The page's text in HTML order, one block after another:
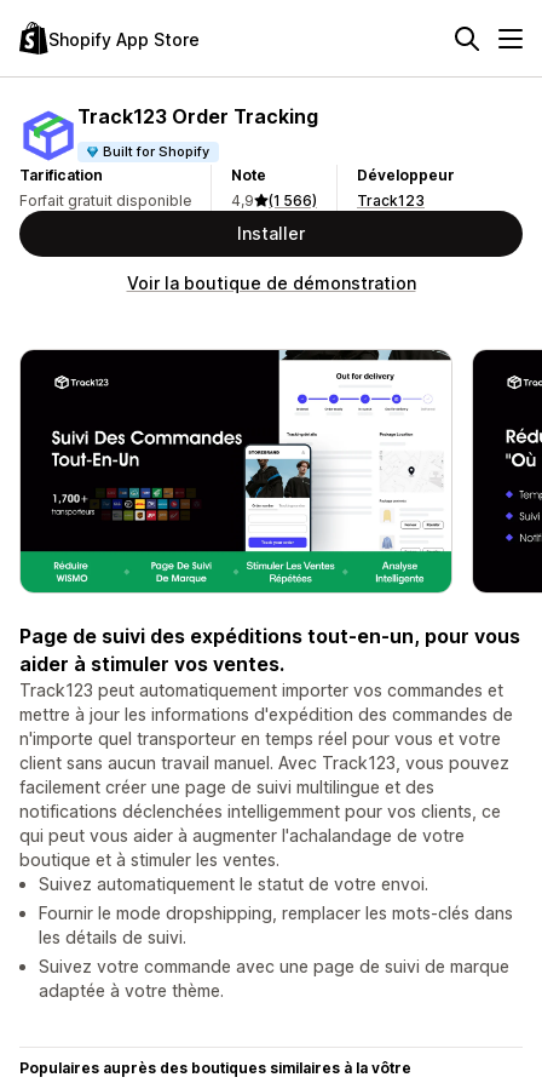
Shopify App Store
Track123 Order Tracking
Built for Shopify
Tarification
Forfait gratuit disponible
Note
4,9
(1 566)
Développeur
Track123
Installer
Voir la boutique de démonstration
Page de suivi des expéditions tout-en-un, pour vous
aider à stimuler vos ventes.
Track123 peut automatiquement importer vos commandes et
mettre à jour les informations d'expédition des commandes de
n'importe quel transporteur en temps réel pour vous et votre
client sans aucun travail manuel. Avec Track123, vous pouvez
facilement créer une page de suivi multilingue et des
notifications déclenchées intelligemment pour vos clients, ce
qui peut vous aider à augmenter l'achalandage de votre
boutique et à stimuler les ventes.
Suivez automatiquement le statut de votre envoi.
Fournir le mode dropshipping, remplacer les mots-clés dans
les détails de suivi.
Suivez votre commande avec une page de suivi de marque
adaptée à votre thème.
Populaires auprès des boutiques similaires à la vôtre